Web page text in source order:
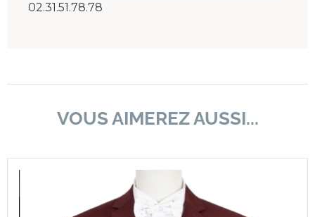
02.31.51.78.78
VOUS AIMEREZ AUSSI...